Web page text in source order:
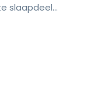
slaapdeel...